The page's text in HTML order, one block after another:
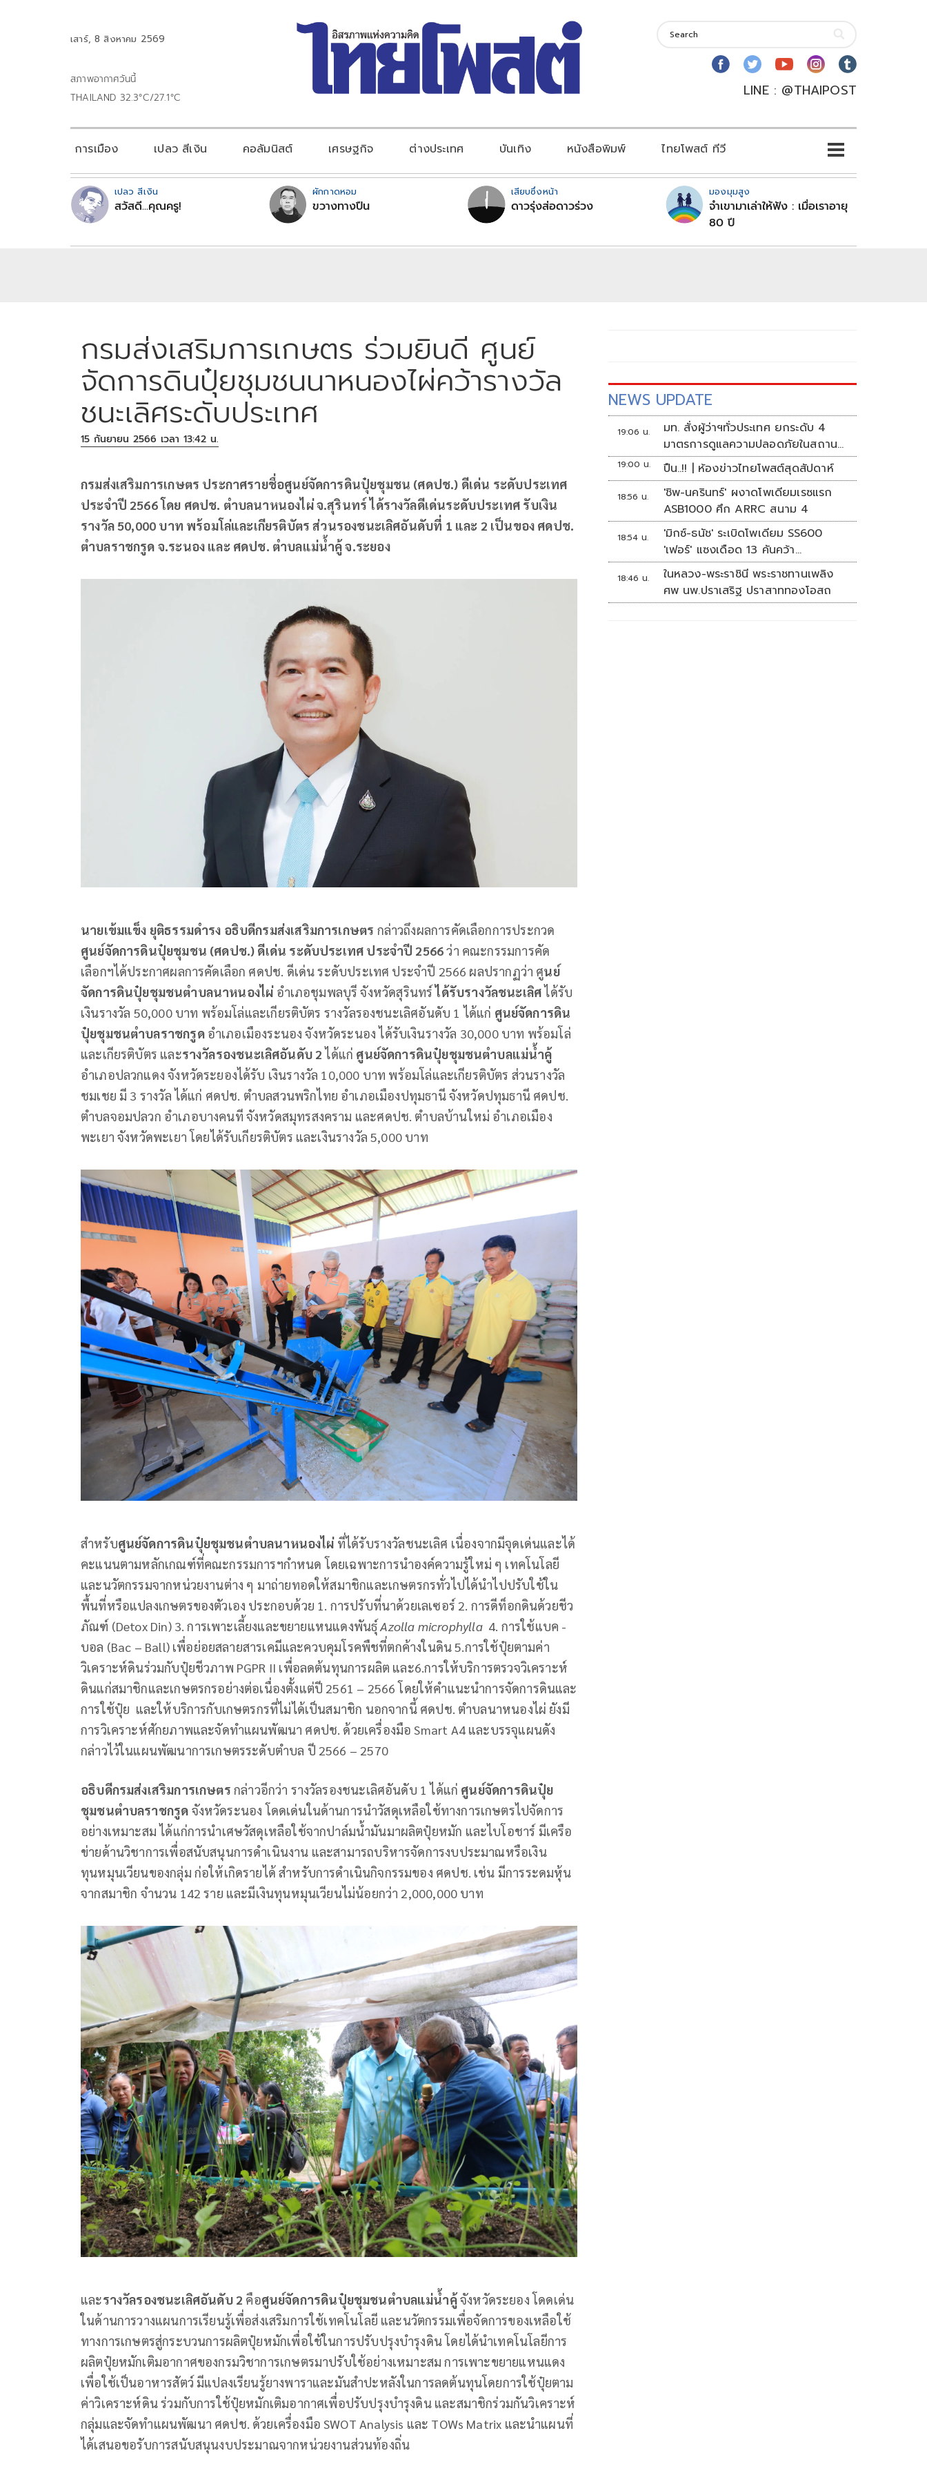
เสาร์, 8 สิงหาคม 2569
สภาพอากาศวันนี้
THAILAND 32.3°C/27.1°C
LINE : @THAIPOST
การเมือง เปลว สีเงิน คอลัมนิสต์ เศรษฐกิจ ต่างประเทศ บันเทิง หนังสือพิมพ์ ไทยโพสต์ ทีวี
เปลว สีเงิน
สวัสดี...คุณครู!
ผักกาดหอม
ขวางทางปืน
เสียบซึ่งหน้า
ดาวรุ่งส่อดาวร่วง
มองมุมสูง
จำเขามาเล่าให้ฟัง : เมื่อเราอายุ
80 ปี
กรมส่งเสริมการเกษตร ร่วมยินดี ศูนย์
จัดการดินปุ๋ยชุมชนนาหนองไผ่คว้ารางวัล
ชนะเลิศระดับประเทศ
15 กันยายน 2566 เวลา 13:42 น.
กรมส่งเสริมการเกษตร ประกาศรายชื่อศูนย์จัดการดินปุ๋ยชุมชน (ศดปช.) ดีเด่น ระดับประเทศ
ประจำปี 2566 โดย ศดปช. ตำบลนาหนองไผ่ จ.สุรินทร์ ได้รางวัลดีเด่นระดับประเทศ รับเงิน
รางวัล 50,000 บาท พร้อมโล่และเกียรติบัตร ส่วนรองชนะเลิศอันดับที่ 1 และ 2 เป็นของ ศดปช.
ตำบลราชกรูด จ.ระนอง และ ศดปช. ตำบลแม่น้ำคู้ จ.ระยอง
นายเข้มแข็ง ยุติธรรมดำรง อธิบดีกรมส่งเสริมการเกษตร กล่าวถึงผลการคัดเลือกการประกวด
ศูนย์จัดการดินปุ๋ยชุมชน (ศดปช.) ดีเด่น ระดับประเทศ ประจำปี 2566ว่า คณะกรรมการคัด
เลือกฯได้ประกาศผลการคัดเลือก ศดปช. ดีเด่น ระดับประเทศ ประจำปี 2566 ผลปรากฏว่า ศูนย์
จัดการดินปุ๋ยชุมชนตำบลนาหนองไผ่ อำเภอชุมพลบุรี จังหวัดสุรินทร์ได้รับรางวัลชนะเลิศได้รับ
เงินรางวัล 50,000 บาท พร้อมโล่และเกียรติบัตร รางวัลรองชนะเลิศอันดับ 1 ได้แก่ ศูนย์จัดการดิน
ปุ๋ยชุมชนตำบลราชกรูด อำเภอเมืองระนอง จังหวัดระนอง ได้รับเงินรางวัล 30,000 บาท พร้อมโล่
และเกียรติบัตร และรางวัลรองชนะเลิศอันดับ 2ได้แก่ ศูนย์จัดการดินปุ๋ยชุมชนตำบลแม่น้ำคู้
อำเภอปลวกแดง จังหวัดระยองได้รับ เงินรางวัล 10,000 บาท พร้อมโล่และเกียรติบัตร ส่วนรางวัล
ชมเชย มี 3 รางวัล ได้แก่ ศดปช. ตำบลสวนพริกไทย อำเภอเมืองปทุมธานี จังหวัดปทุมธานี ศดปช.
ตำบลจอมปลวก อำเภอบางคนที จังหวัดสมุทรสงคราม และศดปช. ตำบลบ้านใหม่ อำเภอเมือง
พะเยา จังหวัดพะเยา โดยได้รับเกียรติบัตร และเงินรางวัล 5,000 บาท
สำหรับศูนย์จัดการดินปุ๋ยชุมชนตำบลนาหนองไผ่ที่ได้รับรางวัลชนะเลิศ เนื่องจากมีจุดเด่นและได้
คะแนนตามหลักเกณฑ์ที่คณะกรรมการฯกำหนด โดยเฉพาะการนำองค์ความรู้ใหม่ ๆ เทคโนโลยี
และนวัตกรรมจากหน่วยงานต่าง ๆ มาถ่ายทอดให้สมาชิกและเกษตรกรทั่วไปได้นำไปปรับใช้ใน
พื้นที่หรือแปลงเกษตรของตัวเอง ประกอบด้วย 1. การปรับที่นาด้วยเลเซอร์ 2. การดีท็อกดินด้วยชีว
ภัณฑ์ (Detox Din) 3. การเพาะเลี้ยงและขยายแหนแดงพันธุ์Azolla microphylla4. การใช้แบค -
บอล (Bac – Ball) เพื่อย่อยสลายสารเคมีและควบคุมโรคพืชที่ตกค้างในดิน 5.การใช้ปุ๋ยตามค่า
วิเคราะห์ดินร่วมกับปุ๋ยชีวภาพ PGPR II เพื่อลดต้นทุนการผลิต และ6.การให้บริการตรวจวิเคราะห์
ดินแก่สมาชิกและเกษตรกรอย่างต่อเนื่องตั้งแต่ปี 2561 – 2566 โดยให้คำแนะนำการจัดการดินและ
การใช้ปุ๋ย และให้บริการกับเกษตรกรที่ไม่ได้เป็นสมาชิก นอกจากนี้ ศดปช. ตำบลนาหนองไผ่ ยังมี
การวิเคราะห์ศักยภาพและจัดทำแผนพัฒนา ศดปช. ด้วยเครื่องมือ Smart A4 และบรรจุแผนดัง
กล่าวไว้ในแผนพัฒนาการเกษตรระดับตำบล ปี 2566 – 2570
อธิบดีกรมส่งเสริมการเกษตร กล่าวอีกว่า รางวัลรองชนะเลิศอันดับ 1 ได้แก่ ศูนย์จัดการดินปุ๋ย
ชุมชนตำบลราชกรูด จังหวัดระนอง โดดเด่นในด้านการนำวัสดุเหลือใช้ทางการเกษตรไปจัดการ
อย่างเหมาะสม ได้แก่การนำเศษวัสดุเหลือใช้จากปาล์มน้ำมันมาผลิตปุ๋ยหมัก และไบโอชาร์ มีเครือ
ข่ายด้านวิชาการเพื่อสนับสนุนการดำเนินงาน และสามารถบริหารจัดการงบประมาณหรือเงิน
ทุนหมุนเวียนของกลุ่ม ก่อให้เกิดรายได้ สำหรับการดำเนินกิจกรรมของ ศดปช. เช่น มีการระดมหุ้น
จากสมาชิก จำนวน 142 ราย และมีเงินทุนหมุนเวียนไม่น้อยกว่า 2,000,000 บาท
และรางวัลรองชนะเลิศอันดับ 2 คือศูนย์จัดการดินปุ๋ยชุมชนตำบลแม่น้ำคู้จังหวัดระยอง โดดเด่น
ในด้านการวางแผนการเรียนรู้เพื่อส่งเสริมการใช้เทคโนโลยี และนวัตกรรมเพื่อจัดการของเหลือใช้
ทางการเกษตรสู่กระบวนการผลิตปุ๋ยหมักเพื่อใช้ในการปรับปรุงบำรุงดิน โดยได้นำเทคโนโลยีการ
ผลิตปุ๋ยหมักเติมอากาศของกรมวิชาการเกษตรมาปรับใช้อย่างเหมาะสม การเพาะขยายแหนแดง
เพื่อใช้เป็นอาหารสัตว์ มีแปลงเรียนรู้ยางพาราและมันสำปะหลังในการลดต้นทุนโดยการใช้ปุ๋ยตาม
ค่าวิเคราะห์ดิน ร่วมกับการใช้ปุ๋ยหมักเติมอากาศเพื่อปรับปรุงบำรุงดิน และสมาชิกร่วมกันวิเคราะห์
กลุ่มและจัดทำแผนพัฒนา ศดปช. ด้วยเครื่องมือ SWOT Analysis และ TOWs Matrix และนำแผนที่
ได้เสนอขอรับการสนับสนุนงบประมาณจากหน่วยงานส่วนท้องถิ่น
NEWS UPDATE
19:06 น.
มท. สั่งผู้ว่าฯทั่วประเทศ ยกระดับ 4
มาตรการดูแลความปลอดภัยในสถาน
ศึกษา
19:00 น. ปืน..!! | ห้องข่าวไทยโพสต์สุดสัปดาห์
18:56 น.
'ชิพ-นครินทร์' ผงาดโพเดียมเรซแรก
ASB1000 ศึก ARRC สนาม 4
18:54 น.
'มิกซ์-ธนัช' ระเบิดโพเดียม SS600
'เฟอร์' แซงเดือด 13 คันคว้า
แต้ม ศึก ARRC สนาม 4
18:46 น.
ในหลวง-พระราชินี พระราชทานเพลิง
ศพ นพ.ปราเสริฐ ปราสาททองโอสถ